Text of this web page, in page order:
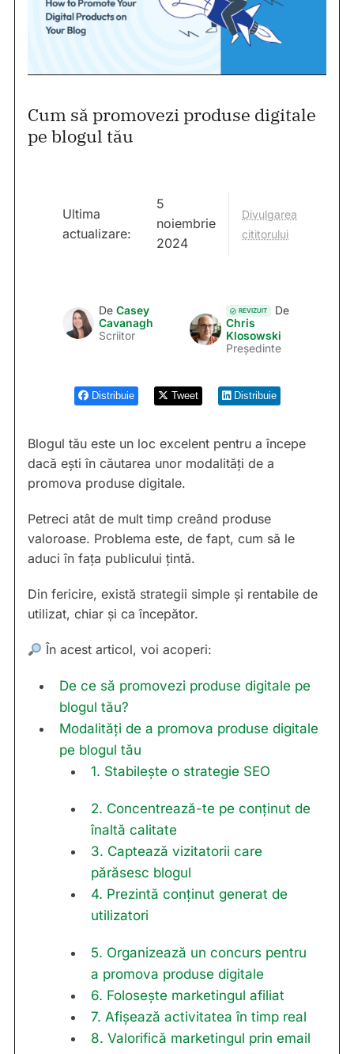
Cum să promovezi produse digitale
pe blogul tău
Ultima
actualizare:
5
noiembrie
2024
Divulgarea
cititorului
De Casey
Cavanagh
Scriitor
REVIZUIT
De
Chris
Klosowski
Președinte
Distribuie Tweet Distribuie
Blogul tău este un loc excelent pentru a începe
dacă ești în căutarea unor modalități de a
promova produse digitale.
Petreci atât de mult timp creând produse
valoroase. Problema este, de fapt, cum să le
aduci în fața publicului țintă.
Din fericire, există strategii simple și rentabile de
utilizat, chiar și ca începător.
În acest articol, voi acoperi:
De ce să promovezi produse digitale pe
blogul tău?
Modalități de a promova produse digitale
pe blogul tău
1. Stabilește o strategie SEO
2. Concentrează-te pe conținut de
înaltă calitate
3. Captează vizitatorii care
părăsesc blogul
4. Prezintă conținut generat de
utilizatori
5. Organizează un concurs pentru
a promova produse digitale
6. Folosește marketingul afiliat
7. Afișează activitatea în timp real
8. Valorifică marketingul prin email